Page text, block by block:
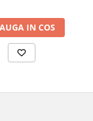
IN COS